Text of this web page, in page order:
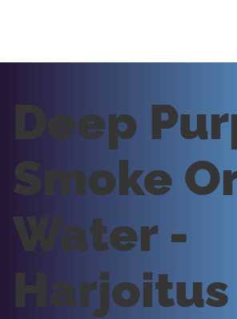
Deep
Smoke
Water -
Harjoitus